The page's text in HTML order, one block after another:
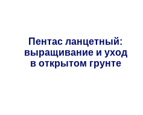
Пентас ланцетный:
выращивание и уход
в открытом грунте